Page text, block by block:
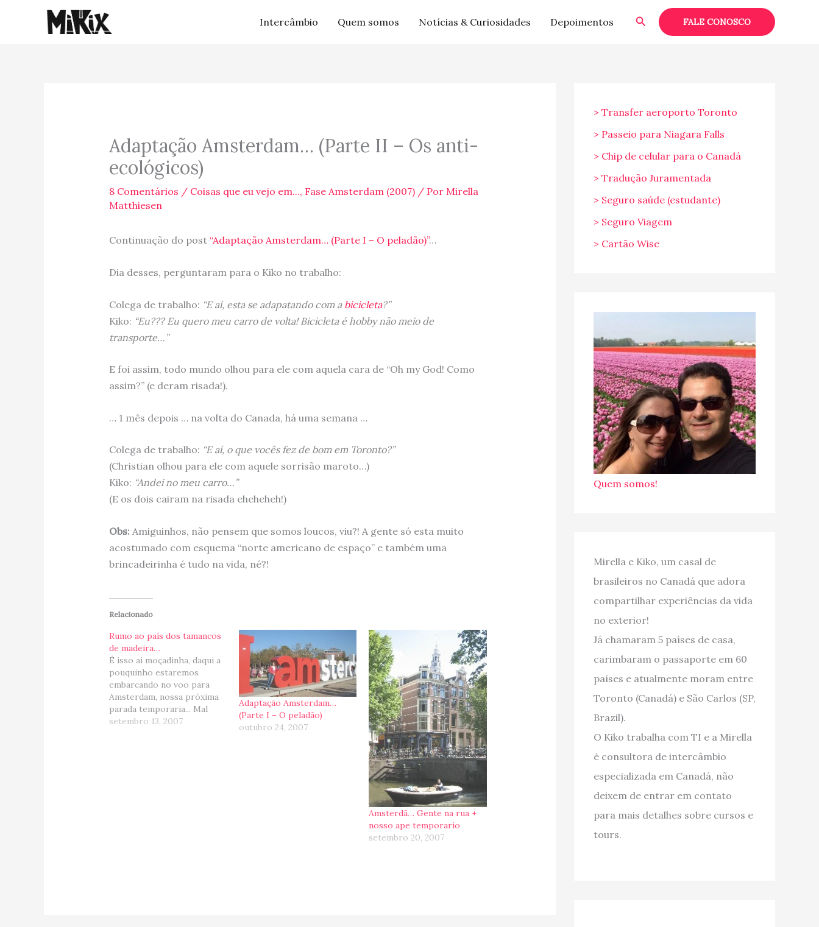
Intercâmbio Quem somos Notícias & Curiosidades Depoimentos PesquisarFALE CONOSCO
Adaptação Amsterdam… (Parte II – Os anti-
ecológicos)
8 Comentários / Coisas que eu vejo em..., Fase Amsterdam (2007)/ Por Mirella
Matthiesen
Continuação do post “Adaptação Amsterdam… (Parte I – O peladão)”…
Dia desses, perguntaram para o Kiko no trabalho:
Colega de trabalho: “E aí, esta se adapatando com a bicicleta?”
Kiko: “Eu??? Eu quero meu carro de volta! Bicicleta é hobby não meio de
transporte…”
E foi assim, todo mundo olhou para ele com aquela cara de “Oh my God! Como
assim?” (e deram risada!).
… 1 mês depois … na volta do Canada, há uma semana …
Colega de trabalho: “E aí, o que vocês fez de bom em Toronto?”
(Christian olhou para ele com aquele sorrisão maroto…)
Kiko: “Andei no meu carro…”
(E os dois cairam na risada eheheheh!)
Obs:Amiguinhos, não pensem que somos loucos, viu?! A gente só esta muito
acostumado com esquema “norte americano de espaço” e também uma
brincadeirinha é tudo na vida, né?!
Relacionado
Rumo ao país dos tamancos
de madeira…
É isso aí moçadinha, daqui a
pouquinho estaremos
embarcando no voo para
Amsterdam, nossa próxima
parada temporaria... Mal
posso acreditar que
setembro 13, 2007
Adaptação Amsterdam…
(Parte I – O peladão)
outubro 24, 2007
Amsterdã… Gente na rua +
nosso ape temporario
setembro 20, 2007
> Transfer aeroporto Toronto
> Passeio para Niagara Falls
> Chip de celular para o Canadá
> Tradução Juramentada
> Seguro saúde (estudante)
> Seguro Viagem
> Cartão Wise
Quem somos!
Mirella e Kiko, um casal de
brasileiros no Canadá que adora
compartilhar experiências da vida
no exterior!
Já chamaram 5 países de casa,
carimbaram o passaporte em 60
países e atualmente moram entre
Toronto (Canadá) e São Carlos (SP,
Brazil).
O Kiko trabalha com TI e a Mirella
é consultora de intercâmbio
especializada em Canadá, não
deixem de entrar em contato
para mais detalhes sobre cursos e
tours.